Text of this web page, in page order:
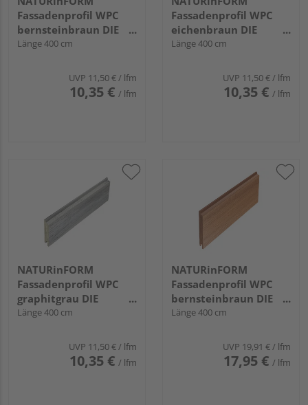
Fassadenprofil WPC
bernsteinbraun DIE
GESTALTENDE -
Länge 400 cm
UVP 11,50 €/ lfm
10,35 € / lfm
Fassadenprofil WPC
eichenbraun DIE
GESTALTENDE -
Länge 400 cm
UVP 11,50 €/ lfm
10,35 € / lfm
NATURinFORM
Fassadenprofil WPC
graphitgrau DIE
GESTALTENDE -
Länge 400 cm
UVP 11,50 €/ lfm
10,35 € / lfm
NATURinFORM
Fassadenprofil WPC
bernsteinbraun DIE
GESTALTENDE
Länge 400 cm
UVP 19,91 €/ lfm
17,95 € / lfm